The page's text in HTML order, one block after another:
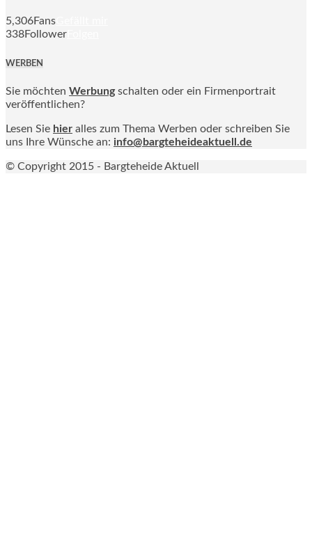
5,306Fans
338Follower
WERBEN
Sie möchten Werbung schalten oder ein Firmenportrait
veröffentlichen?
Lesen Sie hier alles zum Thema Werben oder schreiben Sie
uns Ihre Wünsche an: info@bargteheideaktuell.de
© Copyright 2015 - Bargteheide Aktuell